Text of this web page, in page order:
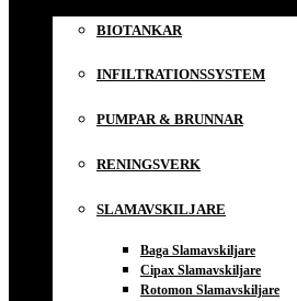
BIOTANKAR
INFILTRATIONSSYSTEM
PUMPAR & BRUNNAR
RENINGSVERK
SLAMAVSKILJARE
Baga Slamavskiljare
Cipax Slamavskiljare
Rotomon Slamavskiljare